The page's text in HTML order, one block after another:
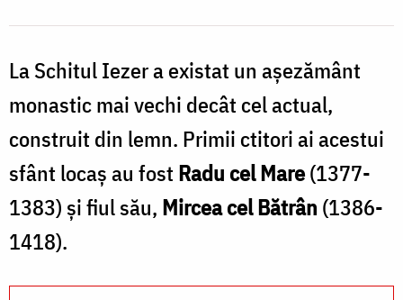
Biserică
a
Maicii
Domnului”
La Schitul Iezer a existat un așezământ
monastic mai vechi decât cel actual,
construit din lemn. Primii ctitori ai acestui
sfânt locaş au fost Radu cel Mare(1377-
1383) şi fiul său, Mircea cel Bătrân (1386-
1418).